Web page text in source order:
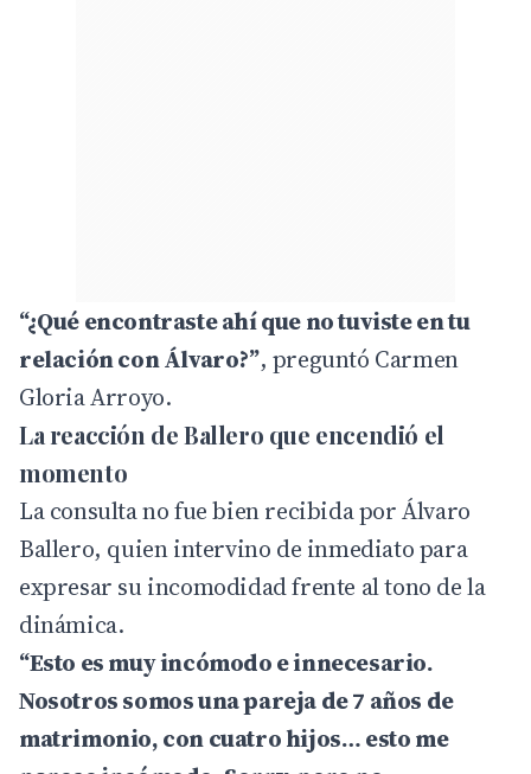
“¿Qué encontraste ahí que no tuviste en tu
relación con Álvaro?”, preguntó Carmen
Gloria Arroyo.
La reacción de Ballero que encendió el
momento
La consulta no fue bien recibida por Álvaro
Ballero, quien intervino de inmediato para
expresar su incomodidad frente al tono de la
dinámica.
“Esto es muy incómodo e innecesario.
Nosotros somos una pareja de 7 años de
matrimonio, con cuatro hijos… esto me